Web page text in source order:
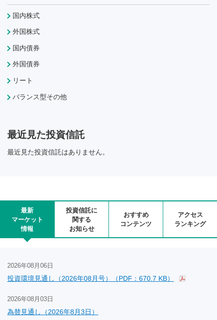
国内株式
外国株式
国内債券
外国債券
リート
バランス型その他
最近見た投資信託
最近見た投資信託はありません。
最新
マーケット
情報
投資信託に
関する
お知らせ
おすすめ
コンテンツ
アクセス
ランキング
2026年08月06日
投資環境見通し（2026年08月号）（PDF：670.7 KB）
2026年08月03日
為替見通し（2026年8月3日）